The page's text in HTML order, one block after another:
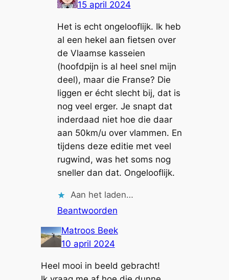
15 april 2024
Het is echt ongelooflijk. Ik heb
al een hekel aan fietsen over
de Vlaamse kasseien
(hoofdpijn is al heel snel mijn
deel), maar die Franse? Die
liggen er écht slecht bij, dat is
nog veel erger. Je snapt dat
inderdaad niet hoe die daar
aan 50km/u over vlammen. En
tijdens deze editie met veel
rugwind, was het soms nog
sneller dan dat. Ongelooflijk.
Aan het laden…
Beantwoorden
Matroos Beek
10 april 2024
Heel mooi in beeld gebracht!